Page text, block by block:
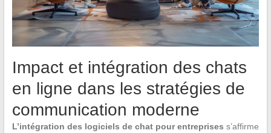
Impact et intégration des chats
en ligne dans les stratégies de
communication moderne
L’intégration des logiciels de chat pour entreprises s’affirme